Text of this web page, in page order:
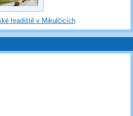
hradiště v Mikulčicích